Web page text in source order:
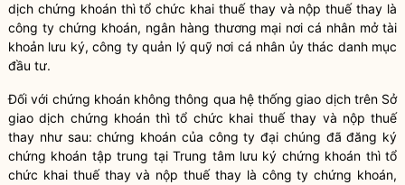
dịch chứng khoán thì tổ chức khai thuế thay và nộp thuế thay là
công ty chứng khoán, ngân hàng thương mại nơi cá nhân mở tài
khoản lưu ký, công ty quản lý quỹ nơi cá nhân ủy thác danh mục
đầu tư.
Đối với chứng khoán không thông qua hệ thống giao dịch trên Sở
giao dịch chứng khoán thì tổ chức khai thuế thay và nộp thuế
thay như sau: chứng khoán của công ty đại chúng đã đăng ký
chứng khoán tập trung tại Trung tâm lưu ký chứng khoán thì tổ
chức khai thuế thay và nộp thuế thay là công ty chứng khoán,